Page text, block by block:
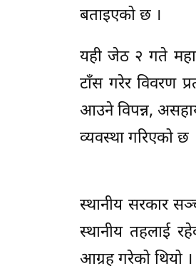
बताइएको छ ।
यही जेठ २ गते
टाँस गरेर विवरण
आउने विपन्न,
व्यवस्था गरिएको छ
स्थानीय सरकार
स्थानीय तहलाई
आग्रह गरेको थियो